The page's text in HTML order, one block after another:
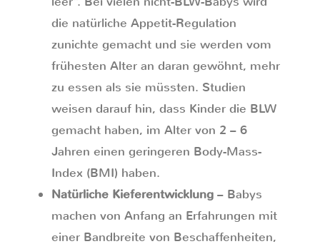
die natürliche Appetit-Regulation
zunichte gemacht und sie werden vom
frühesten Alter an daran gewöhnt, mehr
zu essen als sie müssten. Studien
weisen darauf hin, dass Kinder die BLW
gemacht haben, im Alter von 2 – 6
Jahren einen geringeren Body-Mass-
Index (BMI) haben.
Natürliche Kieferentwicklung – Babys
machen von Anfang an Erfahrungen mit
einer Bandbreite von Beschaffenheiten,